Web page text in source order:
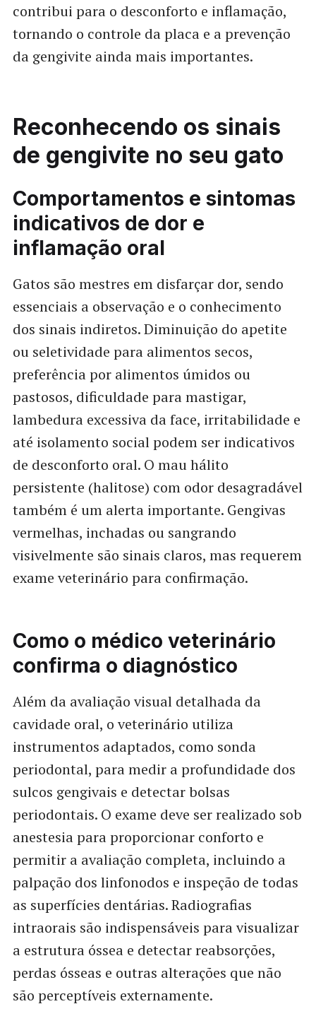
contribui para o desconforto e inflamação,
tornando o controle da placa e a prevenção
da gengivite ainda mais importantes.
Reconhecendo os sinais
de gengivite no seu gato
Comportamentos e sintomas
indicativos de dor e
inflamação oral
Gatos são mestres em disfarçar dor, sendo
essenciais a observação e o conhecimento
dos sinais indiretos. Diminuição do apetite
ou seletividade para alimentos secos,
preferência por alimentos úmidos ou
pastosos, dificuldade para mastigar,
lambedura excessiva da face, irritabilidade e
até isolamento social podem ser indicativos
de desconforto oral. O mau hálito
persistente (halitose) com odor desagradável
também é um alerta importante. Gengivas
vermelhas, inchadas ou sangrando
visivelmente são sinais claros, mas requerem
exame veterinário para confirmação.
Como o médico veterinário
confirma o diagnóstico
Além da avaliação visual detalhada da
cavidade oral, o veterinário utiliza
instrumentos adaptados, como sonda
periodontal, para medir a profundidade dos
sulcos gengivais e detectar bolsas
periodontais. O exame deve ser realizado sob
anestesia para proporcionar conforto e
permitir a avaliação completa, incluindo a
palpação dos linfonodos e inspeção de todas
as superfícies dentárias. Radiografias
intraorais são indispensáveis para visualizar
a estrutura óssea e detectar reabsorções,
perdas ósseas e outras alterações que não
são perceptíveis externamente.